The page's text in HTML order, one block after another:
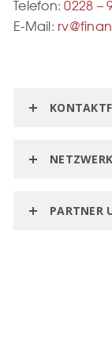
Telefon:0228 –
E-Mail:
PARTNER